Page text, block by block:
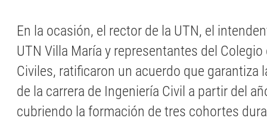
En la ocasión, el rector de la UTN, el
UTN Villa María y representantes del
Civiles, ratificaron un acuerdo que garantiza
de la carrera de Ingeniería Civil a partir del
cubriendo la formación de tres cohortes